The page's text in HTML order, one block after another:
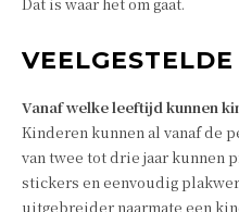
Vanaf welke leeftijd kunnen
Kinderen kunnen al vanaf de
van twee tot drie jaar kunnen
stickers en eenvoudig
uitgebreider naarmate een